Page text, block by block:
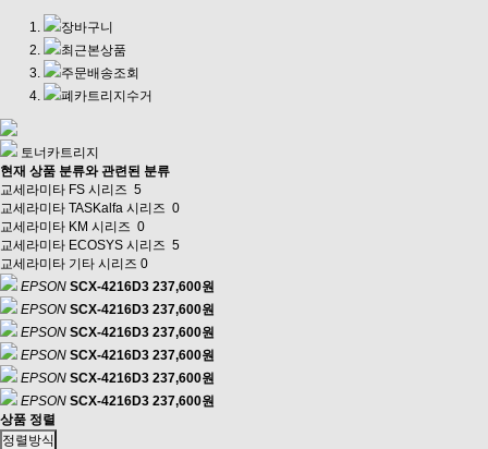
장바구니
최근본상품
주문배송조회
폐카트리지수거
토너카트리지
현재 상품 분류와 관련된 분류
교세라미타 FS 시리즈 5
교세라미타 TASKalfa 시리즈 0
교세라미타 KM 시리즈 0
교세라미타 ECOSYS 시리즈 5
교세라미타 기타 시리즈 0
EPSON SCX-4216D3 237,600원
EPSON SCX-4216D3 237,600원
EPSON SCX-4216D3 237,600원
EPSON SCX-4216D3 237,600원
EPSON SCX-4216D3 237,600원
EPSON SCX-4216D3 237,600원
상품 정렬
정렬방식